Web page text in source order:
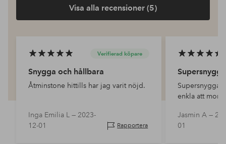
Visa alla recensioner (5)
Verifierad köpare
Snygga och hållbara
Åtminstone hittills har jag varit nöjd.
Inga Emilia L — 2023-
12-01
Rapportera
Supersnygga
enkla att
Jasmin A —
01